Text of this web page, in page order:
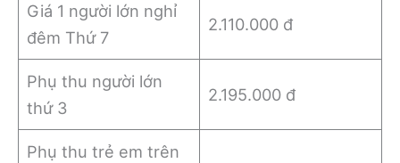
Giá 1 người lớn nghỉ
đêm Thứ 7
2.110.000 đ
Phụ thu người lớn
thứ 3
2.195.000 đ
Phụ thu trẻ em trên